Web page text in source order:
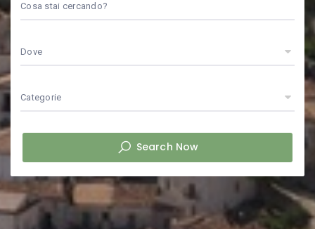
Cosa stai cercando?
Dove
Categorie
Search Now